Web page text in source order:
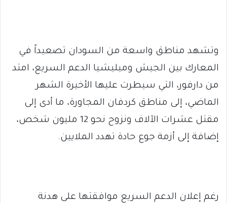
وتشهد مناطق واسعة من السودان تصعيداً في
المعارك بين الجيش وميليشيا الدعم السريع، امتد
من دارفور، التي سيطرت عليها الأخيرة الشهر
الماضي، إلى مناطق كردفان المجاورة، ما أدى إلى
مقتل عشرات الآلاف ونزوح نحو 12 مليون شخص،
إضافة إلى أزمة جوع حادة تهدد الملايين.
رغم إعلان الدعم السريع موافقتها على هدنة